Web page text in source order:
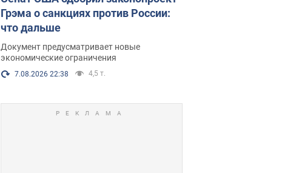
Грэма о санкциях против России:
что дальше
Документ предусматривает новые
экономические ограничения
7.08.2026 22:38 4,5 т.